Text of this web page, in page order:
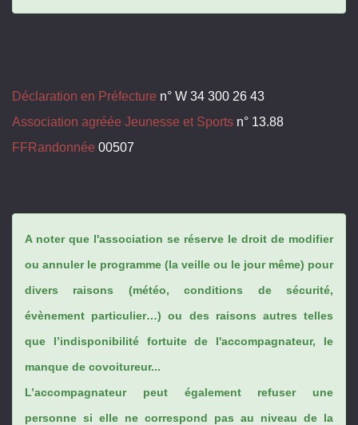
Déclaration en Préfecture n° W 34 300 26 43
Association agréée Jeunesse et Sports n° 13.88
FFRandonnée 00507
A noter que l'association se réserve le droit de modifier
ou annuler le programme (la veille ou le jour même) pour
divers raisons (météo, conditions de sécurité,
évènement particulier…) ou des raisons autres telles
que l’indisponibilité fortuite de l'accompagnateur, le
manque de covoitureur...
L’accompagnateur peut également refuser une
personne si elle ne correspond pas au niveau de la